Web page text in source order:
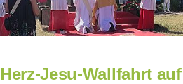
Herz-Jesu-Wallfahrt